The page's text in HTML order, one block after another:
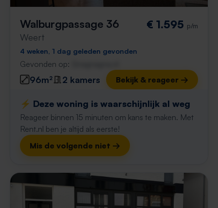
Walburgpassage 36
Weert
€ 1.595 p/m
4 weken, 1 dag geleden gevonden
Gevonden op:
96m² 2 kamers Bekijk & reageer →
⚡️ Deze woning is waarschijnlijk al weg
Reageer binnen 15 minuten om kans te maken. Met
Rent.nl ben je altijd als eerste!
Mis de volgende niet →